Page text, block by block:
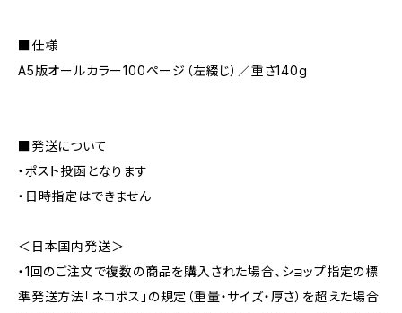
■仕様
A5版オールカラー100ページ（左綴じ）／重さ140g
■発送について
・ポスト投函となります
・日時指定はできません
＜日本国内発送＞
・1回のご注文で複数の商品を購入された場合、ショップ指定の標
準発送方法「ネコポス」の規定（重量・サイズ・厚さ）を超えた場合